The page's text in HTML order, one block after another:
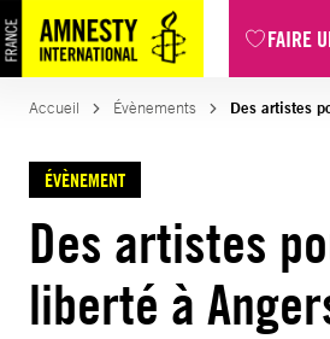
FAIRE
Accueil Évènements Des artistes
ÉVÈNEMENT
Des artistes
liberté à